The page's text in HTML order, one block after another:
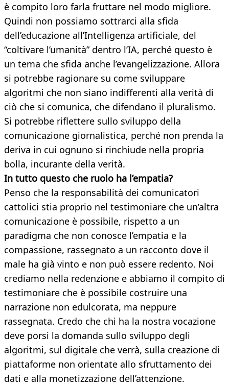
è compito loro farla fruttare nel modo migliore.
Quindi non possiamo sottrarci alla sfida
dell’educazione all’Intelligenza artificiale, del
“coltivare l’umanità” dentro l’IA, perché questo è
un tema che sfida anche l’evangelizzazione. Allora
si potrebbe ragionare su come sviluppare
algoritmi che non siano indifferenti alla verità di
ciò che si comunica, che difendano il pluralismo.
Si potrebbe riflettere sullo sviluppo della
comunicazione giornalistica, perché non prenda la
deriva in cui ognuno si rinchiude nella propria
bolla, incurante della verità.
In tutto questo che ruolo ha l’empatia?
Penso che la responsabilità dei comunicatori
cattolici stia proprio nel testimoniare che un’altra
comunicazione è possibile, rispetto a un
paradigma che non conosce l’empatia e la
compassione, rassegnato a un racconto dove il
male ha già vinto e non può essere redento. Noi
crediamo nella redenzione e abbiamo il compito di
testimoniare che è possibile costruire una
narrazione non edulcorata, ma neppure
rassegnata. Credo che chi ha la nostra vocazione
deve porsi la domanda sullo sviluppo degli
algoritmi, sul digitale che verrà, sulla creazione di
piattaforme non orientate allo sfruttamento dei
dati e alla monetizzazione dell’attenzione.